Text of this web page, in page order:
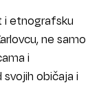
i etnografsku
ne samo
i
običaja i